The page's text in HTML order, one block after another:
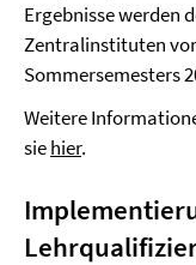
Ergebnisse werden
Zentralinstituten
Sommersemesters
Weitere
siehier.